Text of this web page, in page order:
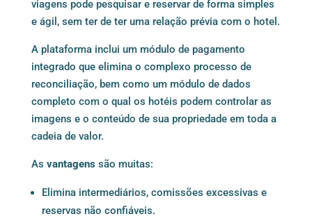
viagens pode pesquisar e reservar de forma simples
e ágil, sem ter de ter uma relação prévia com o hotel.
A plataforma inclui um módulo de pagamento
integrado que elimina o complexo processo de
reconciliação, bem como um módulo de dados
completo com o qual os hotéis podem controlar as
imagens e o conteúdo de sua propriedade em toda a
cadeia de valor.
As vantagenssão muitas:
Elimina intermediários, comissões excessivas e
reservas não confiáveis.